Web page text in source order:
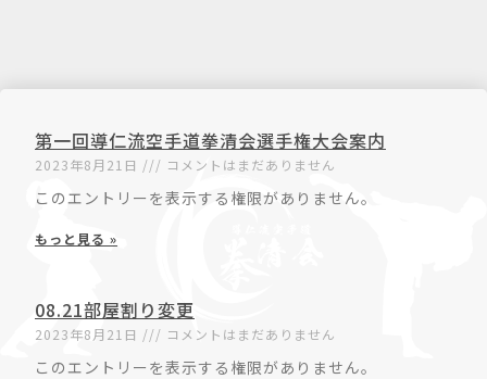
第一回導仁流空手道拳清会選手権大会案内
2023年8月21日 コメントはまだありません
このエントリーを表示する権限がありません。
もっと見る »
08.21部屋割り変更
2023年8月21日 コメントはまだありません
このエントリーを表示する権限がありません。